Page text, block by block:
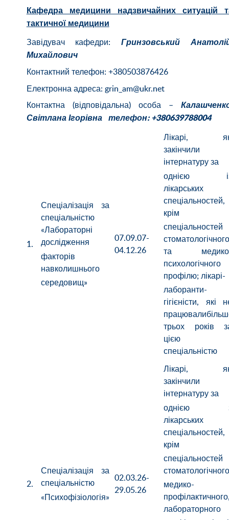
Кафедра медицини надзвичайних ситуацій
тактичної медицини
Завідувач кафедри:
Гринзовський
Михайлович
Контактний телефон: +380503876426
Електронна адреса: grin_am@ukr.net
Контактна (відповідальна) особа –
Світлана Ігорівна телефон: +380639788004
1.
Спеціалізація за
спеціальністю
«Лабораторні
дослідження
факторів
навколишнього
середовищ»
07.09.07-
04.12.26
Лікарі,
закінчили
інтернатуру за
однією
лікарських
спеціальностей,
крім
спеціальностей
стоматологічного
та
психологічного
профілю; лікарі-
лаборанти-
гігієністи, які
трьох років
цією
спеціальністю
2.
Спеціалізація за
спеціальністю
«Психофізіологія»
02.03.26-
29.05.26
Лікарі,
закінчили
інтернатуру за
однією
лікарських
спеціальностей,
крім
спеціальностей
медико-
лабораторного